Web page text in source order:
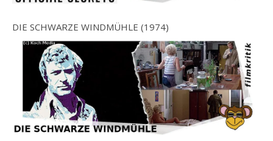
DIE SCHWARZE WINDMÜHLE (1974)